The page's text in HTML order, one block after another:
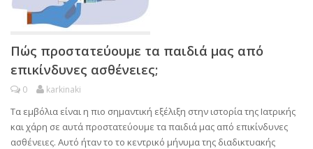
Πώς προστατεύουμε τα παιδιά μας από
επικίνδυνες ασθένειες;
0 karkinaki
Τα εμβόλια είναι η πιο σημαντική εξέλιξη στην ιστορία της Ιατρικής
και χάρη σε αυτά προστατεύουμε τα παιδιά μας από επικίνδυνες
ασθένειες. Αυτό ήταν το το κεντρικό μήνυμα της διαδικτυακής